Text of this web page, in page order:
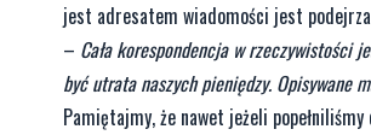
jest adresatem wiadomości jest
– Cała korespondencja w rzeczywistości
być utrata naszych pieniędzy.
Pamiętajmy, że nawet jeżeli